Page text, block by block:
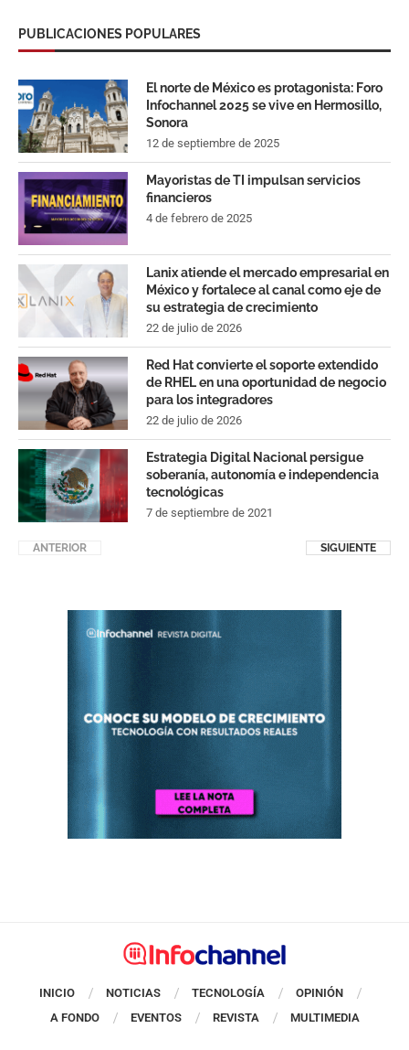
PUBLICACIONES POPULARES
El norte de México es protagonista: Foro
Infochannel 2025 se vive en Hermosillo,
Sonora
12 de septiembre de 2025
Mayoristas de TI impulsan servicios
financieros
4 de febrero de 2025
Lanix atiende el mercado empresarial en
México y fortalece al canal como eje de
su estrategia de crecimiento
22 de julio de 2026
Red Hat convierte el soporte extendido
de RHEL en una oportunidad de negocio
para los integradores
22 de julio de 2026
Estrategia Digital Nacional persigue
soberanía, autonomía e independencia
tecnológicas
7 de septiembre de 2021
ANTERIOR SIGUIENTE
INICIO NOTICIAS TECNOLOGÍA
OPINIÓN
A FONDO
EVENTOS REVISTA MULTIMEDIA